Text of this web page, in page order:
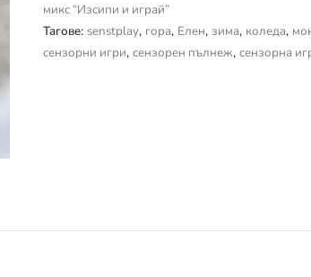
микс “Изсипи и играй”
Тагове: senstplay, гора, Елен, зима, коледа,
сензорни игри, сензорен пълнеж, сензорна